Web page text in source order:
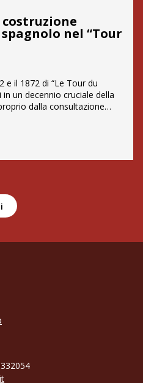
costruzione
nel “Tour
e il 1872 di “Le Tour du
un decennio cruciale della
dalla consultazione
vita questo articolo dedicato
spagnolo. Custodito nel